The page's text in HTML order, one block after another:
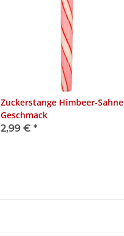
Zuckerstange Himbeer-Sahne
Geschmack
2,99 € *